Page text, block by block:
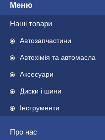
Наші товари
Автозапчастини
Автохімія та автомасла
Аксесуари
Диски і шини
Інструменти
Про нас